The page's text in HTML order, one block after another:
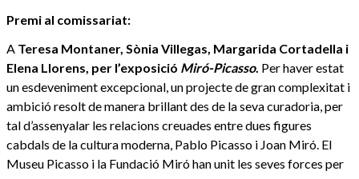
Premi al comissariat:
A Teresa Montaner, Sònia Villegas, Margarida Cortadella i
Elena Llorens, per l’exposició Miró-Picasso. Per haver estat
un esdeveniment excepcional, un projecte de gran complexitat i
ambició resolt de manera brillant des de la seva curadoria, per
tal d’assenyalar les relacions creuades entre dues figures
cabdals de la cultura moderna, Pablo Picasso i Joan Miró. El
Museu Picasso i la Fundació Miró han unit les seves forces per